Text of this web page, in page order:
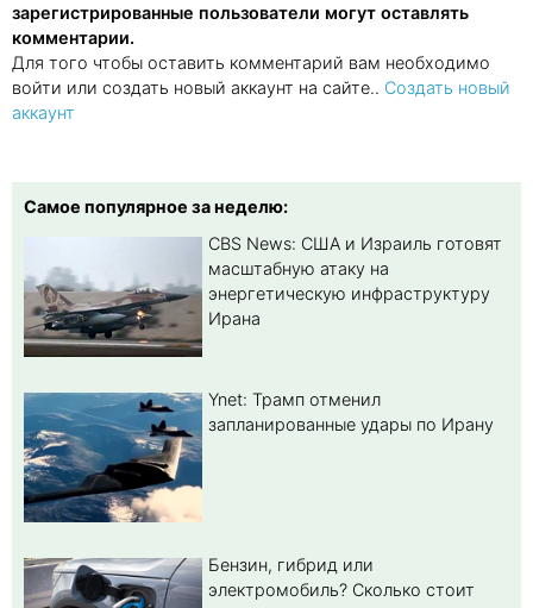
зарегистрированные пользователи могут оставлять
комментарии.
Для того чтобы оставить комментарий вам необходимо
войти или создать новый аккаунт на сайте.. Создать новый
аккаунт
Самое популярное за неделю:
CBS News: США и Израиль готовят
масштабную атаку на
энергетическую инфраструктуру
Ирана
Ynet: Трамп отменил
запланированные удары по Ирану
Бензин, гибрид или
электромобиль? Cколько стоит